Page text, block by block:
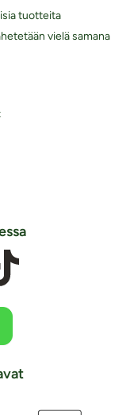
tuotteita
vielä samana